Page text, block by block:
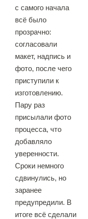
с самого начала
всё было
прозрачно:
согласовали
макет, надпись и
фото, после чего
приступили к
изготовлению.
Пару раз
присылали фото
процесса, что
добавляло
уверенности.
Сроки немного
сдвинулись, но
заранее
предупредили. В
итоге всё сделали